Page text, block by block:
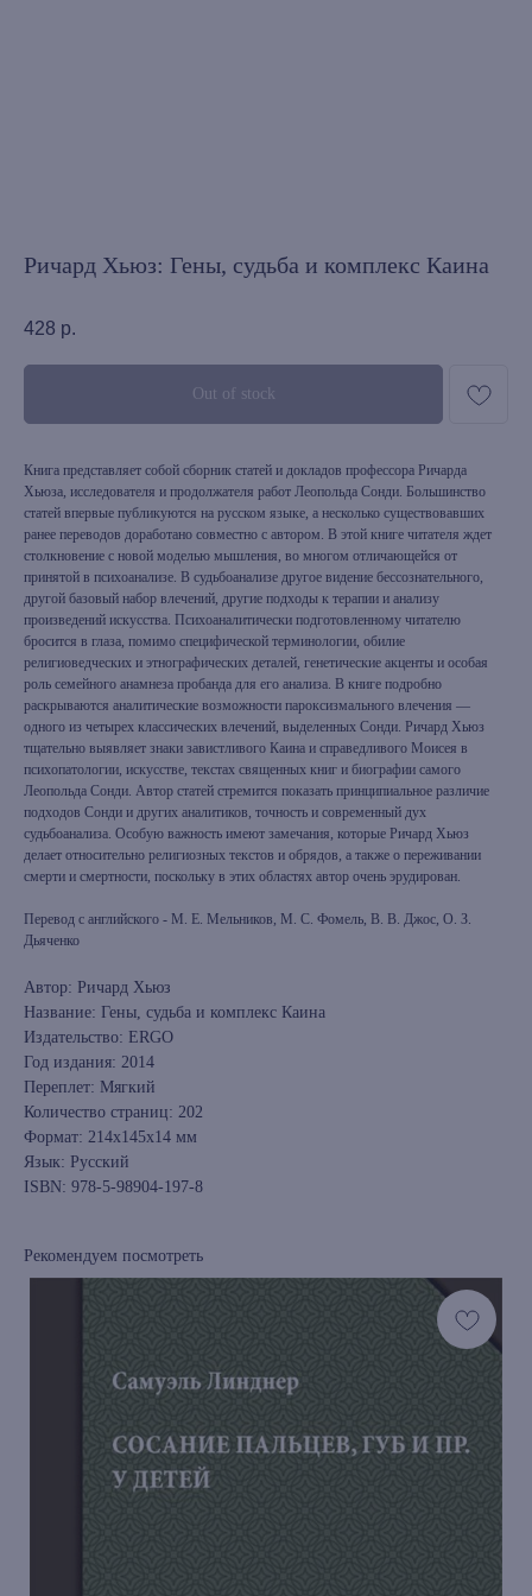
Ричард Хьюз: Гены, судьба и комплекс Каина
428 р.
Out of stock
Книга представляет собой сборник статей и докладов профессора Ричарда
Хьюза, исследователя и продолжателя работ Леопольда Сонди. Большинство
статей впервые публикуются на русском языке, а несколько существовавших
ранее переводов доработано совместно с автором. В этой книге читателя ждет
столкновение с новой моделью мышления, во многом отличающейся от
принятой в психоанализе. В судьбоанализе другое видение бессознательного,
другой базовый набор влечений, другие подходы к терапии и анализу
произведений искусства. Психоаналитически подготовленному читателю
бросится в глаза, помимо специфической терминологии, обилие
религиоведческих и этнографических деталей, генетические акценты и особая
роль семейного анамнеза пробанда для его анализа. В книге подробно
раскрываются аналитические возможности пароксизмального влечения —
одного из четырeх классических влечений, выделенных Сонди. Ричард Хьюз
тщательно выявляет знаки завистливого Каина и справедливого Моисея в
психопатологии, искусстве, текстах священных книг и биографии самого
Леопольда Сонди. Автор статей стремится показать принципиальное различие
подходов Сонди и других аналитиков, точность и современный дух
судьбоанализа. Особую важность имеют замечания, которые Ричард Хьюз
делает относительно религиозных текстов и обрядов, а также о переживании
смерти и смертности, поскольку в этих областях автор очень эрудирован.
Перевод с английского - М. Е. Мельников, М. С. Фомель, В. В. Джос, О. З.
Дьяченко
Автор: Ричард Хьюз
Название: Гены, судьба и комплекс Каина
Издательство: ERGO
Год издания: 2014
Переплет: Мягкий
Количество страниц: 202
Формат: 214x145x14 мм
Язык: Русский
ISBN: 978-5-98904-197-8
Рекомендуем посмотреть